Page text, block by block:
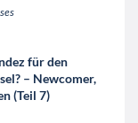
für den
– Newcomer,
(Teil 7)